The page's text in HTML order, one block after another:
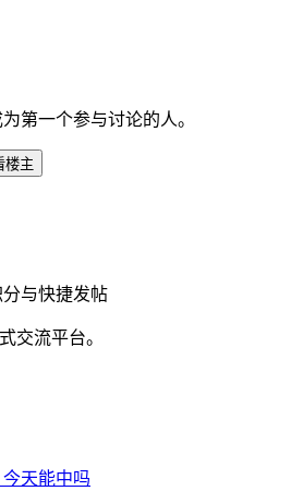
第一个参与讨论的人。
楼主
与快捷发帖
交流平台。
今天能中吗